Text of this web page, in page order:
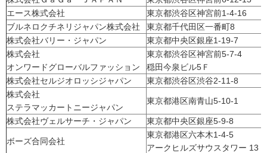
エース株式会社
東京都渋谷区神宮前1-4-16
ブルネロクチネリジャパン株式会社
東京都千代田区一番町8
株式会社バリー・ジャパン
東京都中央区銀座1-19-7
株式会社
オンワードグローバルファッション
東京都渋谷区神宮前5-7-4
穏田今泉ビル5Ｆ
株式会社セルジオロッシジャパン
東京都渋谷区渋谷2-11-8
株式会社
ステラマッカートニージャパン
東京都港区南青山5-10-1
株式会社ヴェルサーチ・ジャパン 東京都中央区銀座5-9-8
ボーズ合同会社
東京都港区六本木1-4-5
アークヒルズサウスタワー 13Ｆ